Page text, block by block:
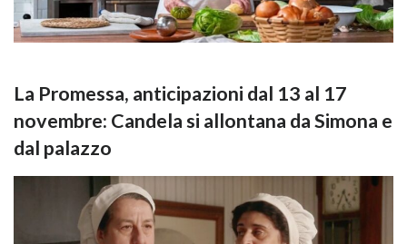
La Promessa, anticipazioni dal 13 al 17
novembre: Candela si allontana da Simona e
dal palazzo